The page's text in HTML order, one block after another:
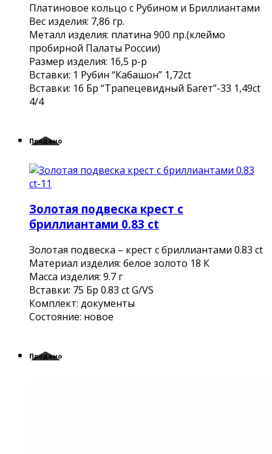
Платиновое кольцо с Рубином и Бриллиантами
Вес изделия: 7,86 гр.
Металл изделия: платина 900 пр.(клеймо
пробирной Палаты России)
Размер изделия: 16,5 р-р
Вставки: 1 Рубин “Кабашон” 1,72сt
Вcтавки: 16 Бр “Трапецевидный Багет”-33 1,49ct
4/4
Продано
Золотая подвеска крест с
бриллиантами 0.83 ct
Золотая подвеска – крест с бриллиантами 0.83 ct
Материал изделия: белое золото 18 К
Масса изделия: 9.7 г
Вставки: 75 Бр 0.83 ct G/VS
Комплект: документы
Состояние: новое
Продано